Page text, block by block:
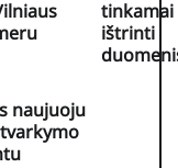
tinkamai
ištrinti
naujuoju